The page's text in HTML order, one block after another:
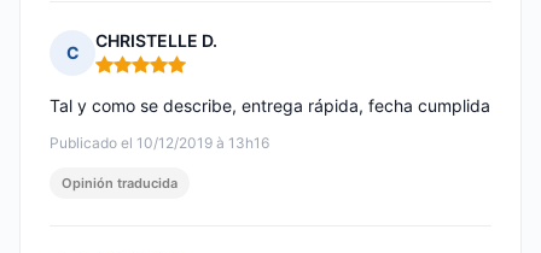
C
CHRISTELLE D.
Nota: 5 de 5
Publicado el 10/12/2019 à 13h16
Tal y como se describe, entrega rápida, fecha cumplida
Opinión traducida